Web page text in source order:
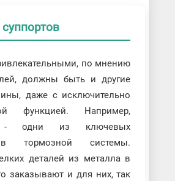
по мнению
должны быть и другие
даже с исключительно
функцией. Например,
- одни из ключевых
тормозной системы.
деталей из металла в
заказывают и для них, так